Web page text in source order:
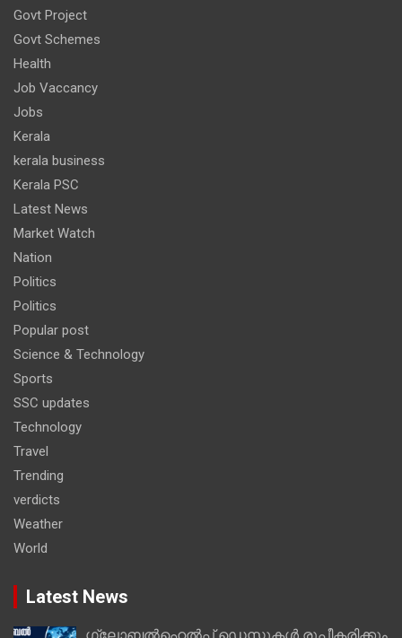
Govt Project
Govt Schemes
Health
Job Vaccancy
Jobs
Kerala
kerala business
Kerala PSC
Latest News
Market Watch
Nation
Politics
Politics
Popular post
Science & Technology
Sports
SSC updates
Technology
Travel
Trending
verdicts
Weather
World
Latest News